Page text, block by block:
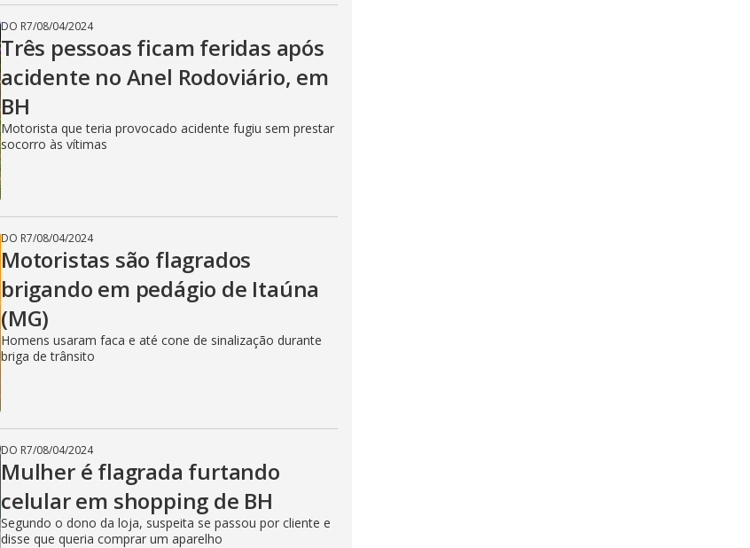
DO R7/08/04/2024
Três pessoas ficam feridas após
acidente no Anel Rodoviário, em
BH
Motorista que teria provocado acidente fugiu sem prestar
socorro às vítimas
DO R7/08/04/2024
Motoristas são flagrados
brigando em pedágio de Itaúna
(MG)
Homens usaram faca e até cone de sinalização durante
briga de trânsito
DO R7/08/04/2024
Mulher é flagrada furtando
celular em shopping de BH
Segundo o dono da loja, suspeita se passou por cliente e
disse que queria comprar um aparelho